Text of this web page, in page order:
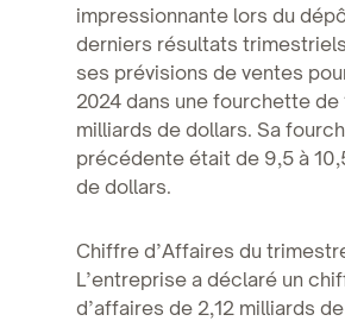
impressionnante lors du
derniers résultats
ses prévisions de ventes
2024 dans une fourchette de
milliards de dollars. Sa
précédente était de 9,5 à
de dollars.
Chiffre d’Affaires du
L’entreprise a déclaré un
d’affaires de 2,12 milliards